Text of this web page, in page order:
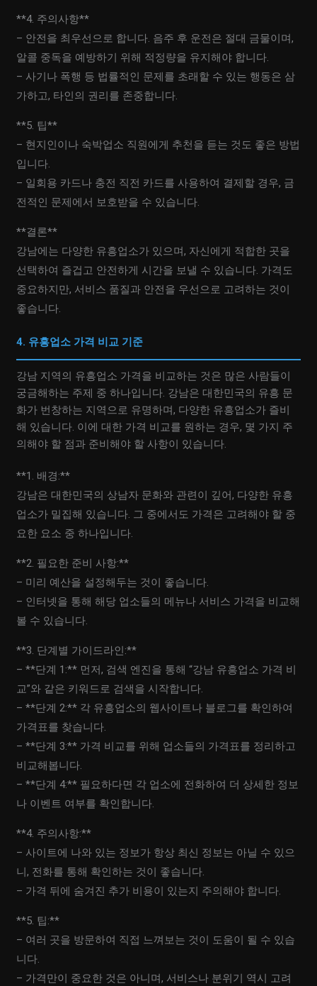
**4. 주의사항**
– 안전을 최우선으로 합니다. 음주 후 운전은 절대 금물이며,
알콜 중독을 예방하기 위해 적정량을 유지해야 합니다.
– 사기나 폭행 등 법률적인 문제를 초래할 수 있는 행동은 삼
가하고, 타인의 권리를 존중합니다.
**5. 팁**
– 현지인이나 숙박업소 직원에게 추천을 듣는 것도 좋은 방법
입니다.
– 일회용 카드나 충전 직전 카드를 사용하여 결제할 경우, 금
전적인 문제에서 보호받을 수 있습니다.
**결론**
강남에는 다양한 유흥업소가 있으며, 자신에게 적합한 곳을
선택하여 즐겁고 안전하게 시간을 보낼 수 있습니다. 가격도
중요하지만, 서비스 품질과 안전을 우선으로 고려하는 것이
좋습니다.
4. 유흥업소 가격 비교 기준
강남 지역의 유흥업소 가격을 비교하는 것은 많은 사람들이
궁금해하는 주제 중 하나입니다. 강남은 대한민국의 유흥 문
화가 번창하는 지역으로 유명하며, 다양한 유흥업소가 즐비
해 있습니다. 이에 대한 가격 비교를 원하는 경우, 몇 가지 주
의해야 할 점과 준비해야 할 사항이 있습니다.
**1. 배경:**
강남은 대한민국의 상남자 문화와 관련이 깊어, 다양한 유흥
업소가 밀집해 있습니다. 그 중에서도 가격은 고려해야 할 중
요한 요소 중 하나입니다.
**2. 필요한 준비 사항:**
– 미리 예산을 설정해두는 것이 좋습니다.
– 인터넷을 통해 해당 업소들의 메뉴나 서비스 가격을 비교해
볼 수 있습니다.
**3. 단계별 가이드라인:**
– **단계 1:** 먼저, 검색 엔진을 통해 “강남 유흥업소 가격 비
교”와 같은 키워드로 검색을 시작합니다.
– **단계 2:** 각 유흥업소의 웹사이트나 블로그를 확인하여
가격표를 찾습니다.
– **단계 3:** 가격 비교를 위해 업소들의 가격표를 정리하고
비교해봅니다.
– **단계 4:** 필요하다면 각 업소에 전화하여 더 상세한 정보
나 이벤트 여부를 확인합니다.
**4. 주의사항:**
– 사이트에 나와 있는 정보가 항상 최신 정보는 아닐 수 있으
니, 전화를 통해 확인하는 것이 좋습니다.
– 가격 뒤에 숨겨진 추가 비용이 있는지 주의해야 합니다.
**5. 팁:**
– 여러 곳을 방문하여 직접 느껴보는 것이 도움이 될 수 있습
니다.
– 가격만이 중요한 것은 아니며, 서비스나 분위기 역시 고려